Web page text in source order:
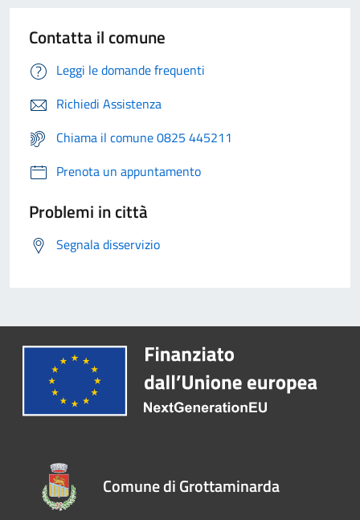
Contatta il comune
Leggi le domande frequenti
Richiedi Assistenza
Chiama il comune 0825 445211
Prenota un appuntamento
Problemi in città
Segnala disservizio
Comune di Grottaminarda